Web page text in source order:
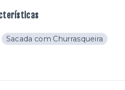
Sacada com Churrasqueira